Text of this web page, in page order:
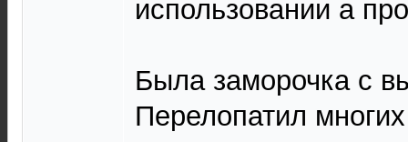
использовании а
Была заморочка с
Перелопатил